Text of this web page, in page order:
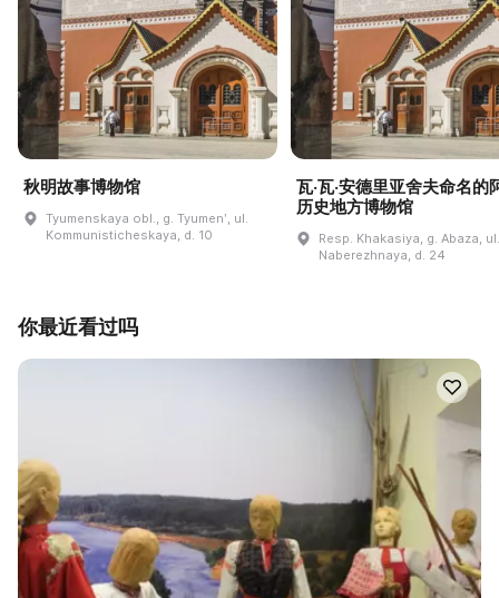
秋明故事博物馆
Tyumenskaya obl., g. Tyumenʹ, ul.
Kommunisticheskaya, d. 10
瓦·瓦·安德里亚舍夫命名的
历史地方博物馆
Resp. Khakasiya, g. Abaza, ul.
Naberezhnaya, d. 24
你最近看过吗